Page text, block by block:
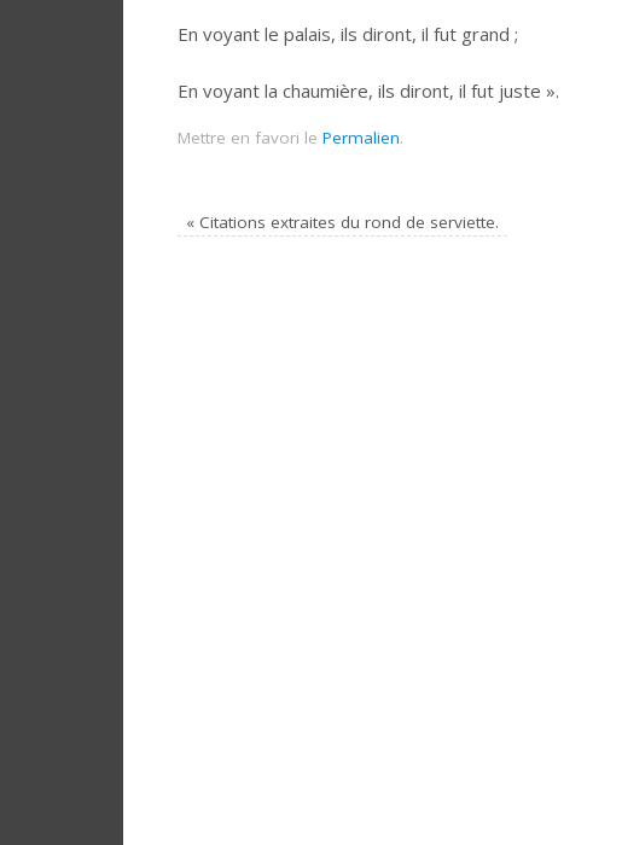
En voyant le palais, ils diront, il fut grand ;
En voyant la chaumière, ils diront, il fut juste ».
Mettre en favori le Permalien.
« Citations extraites du rond de serviette.